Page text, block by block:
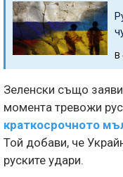
В
Зеленски също
момента тревожи
краткосрочното
Той добави, че
руските удари.